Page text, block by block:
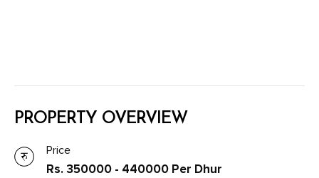
PROPERTY OVERVIEW
Price
Rs. 350000 - 440000 Per Dhur